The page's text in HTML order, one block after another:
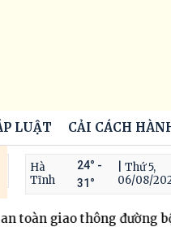
LUẬT CẢI CÁCH
Hà
Tĩnh
24° -
31°
| Thứ 5,
06/08/
toàn giao thông đường bộ